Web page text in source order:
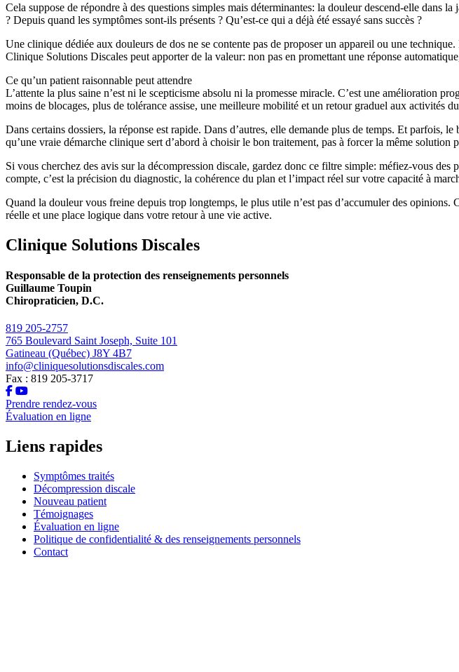
Cela suppose de répondre à des questions simples mais déterminantes: la douleur descend-elle dans
? Depuis quand les symptômes sont-ils présents ? Qu’est-ce qui a déjà été essayé sans succès ?
Une clinique dédiée aux douleurs de dos ne se contente pas de proposer un appareil ou une
Clinique Solutions Discales peut apporter de la valeur: non pas en promettant une réponse
Ce qu’un patient raisonnable peut attendre
L’attente la plus saine n’est ni le scepticisme absolu ni la promesse miracle. C’est une amélioration
moins de blocages, plus de tolérance assise, une meilleure mobilité et un retour graduel aux activités
Dans certains dossiers, la réponse est rapide. Dans d’autres, elle demande plus de temps. Et parfois,
qu’une vraie démarche clinique sert d’abord à choisir le bon traitement, pas à forcer la même solution
Si vous cherchez des avis sur la décompression discale, gardez donc ce filtre simple: méfiez-vous
compte, c’est la précision du diagnostic, la cohérence du plan et l’impact réel sur votre capacité à
Quand la douleur vous freine depuis trop longtemps, le plus utile n’est pas d’accumuler des
réelle et une place logique dans votre retour à une vie active.
Clinique Solutions Discales
Responsable de la protection des renseignements personnels
Guillaume Toupin
Chiropraticien, D.C.
819 205-2757
765 Boulevard Saint Joseph, Suite 101
Gatineau (Québec) J8Y 4B7
info@cliniquesolutionsdiscales.com
Fax : 819 205-3717
Prendre rendez-vous
Évaluation en ligne
Liens rapides
Symptômes traités
Décompression discale
Nouveau patient
Témoignages
Évaluation en ligne
Politique de confidentialité & des renseignements personnels
Contact